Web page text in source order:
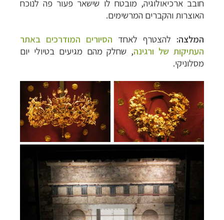
חובב ארכיאולוגיה, מובטח לו שישאר פעור פה לנוכח
האוצרות והקברים המרשימים.
המלצה: להצטרף לאחד הסיורים המודרכים באתר
העתיקות של ורגינה, שחלק מהם מגיעים בטיולי יום
מסלוניקי.